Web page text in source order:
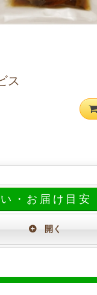
ス
・お届け目安